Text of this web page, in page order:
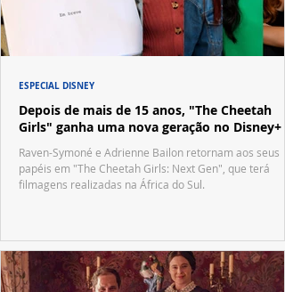
Depois de mais de 15 anos, "The Cheetah
Girls" ganha uma nova geração no Disney+
Raven-Symoné e Adrienne Bailon retornam aos seus
papéis em "The Cheetah Girls: Next Gen", que terá
filmagens realizadas na África do Sul.
ESPECIAL DISNEY